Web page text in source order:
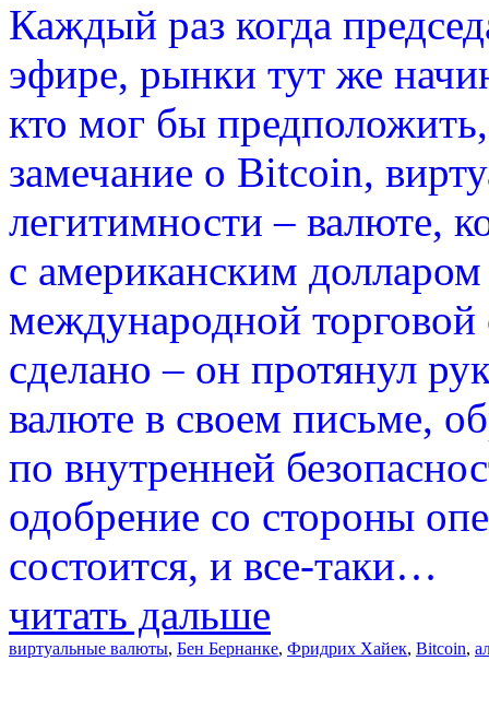
Каждый раз когда
эфире, рынки тут же
кто мог бы
замечание о Bitcoin,
легитимности – валюте,
с американским
международной
сделано – он протянул
валюте в своем письме,
по внутренней
одобрение со стороны
состоится, и все-таки…
читать дальше
виртуальные валюты, Бен Бернанке, Фридрих Хайек, Bitcoin,